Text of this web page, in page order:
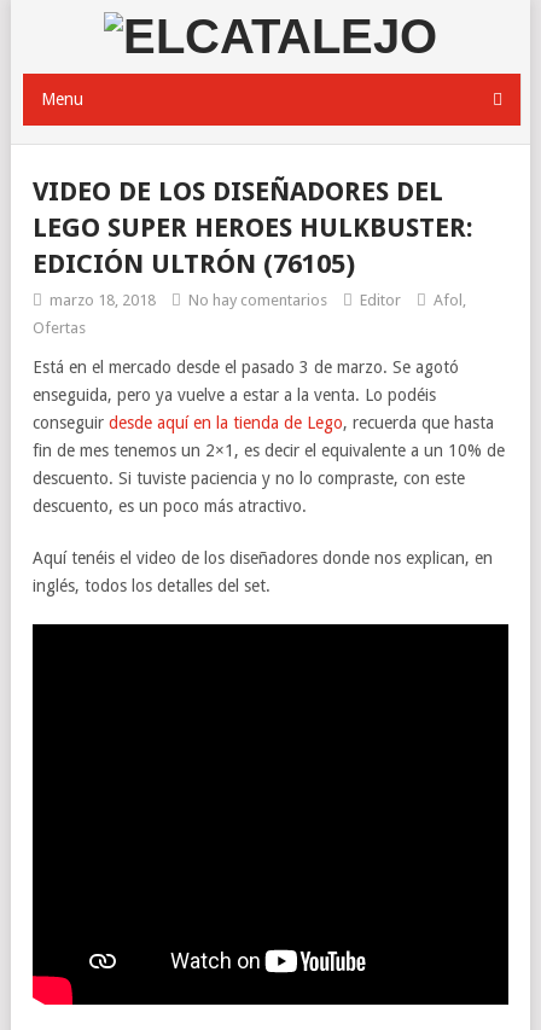
Menu
VIDEO DE LOS DISEÑADORES DEL
LEGO SUPER HEROES HULKBUSTER:
EDICIÓN ULTRÓN (76105)
marzo 18, 2018 No hay comentarios Editor Afol ,
Ofertas
Está en el mercado desde el pasado 3 de marzo. Se agotó
enseguida, pero ya vuelve a estar a la venta. Lo podéis
conseguir desde aquí en la tienda de Lego, recuerda que hasta
fin de mes tenemos un 2×1, es decir el equivalente a un 10% de
descuento. Si tuviste paciencia y no lo compraste, con este
descuento, es un poco más atractivo.
Aquí tenéis el video de los diseñadores donde nos explican, en
inglés, todos los detalles del set.